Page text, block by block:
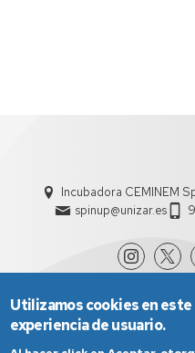
Incubadora CEMINEM
spinup@unizar.es
Utilizamos cookies en
experiencia de usuario.